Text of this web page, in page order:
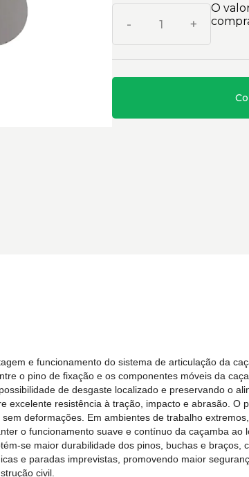
- +
O
e funcionamento do sistema de articulação da
o pino de fixação e os componentes móveis da
de desgaste localizado e preservando o
resistência à tração, impacto e abrasão. O
deformações. Em ambientes de trabalho
o funcionamento suave e contínuo da caçamba ao
se maior durabilidade dos pinos, buchas e
e paradas imprevistas, promovendo maior
civil.